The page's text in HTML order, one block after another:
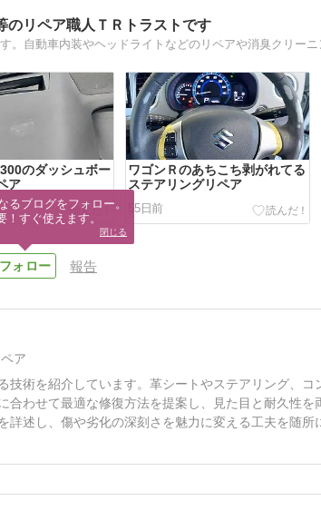
のリペア職人ＴＲトラストです
。自動車内装やヘッドライトなどのリペアや消臭クリーニ
のダッシュボー
ア
ワゴンＲのあちこち剥がれてる
ステアリングリペア
55日前
報告
ア
技術を紹介しています。革シートやステアリング、
合わせて最適な修復方法を提案し、見た目と耐久性
詳述し、傷や劣化の深刻さを魅力に変える工夫を随
るブログをフォロー。
！すぐ使えます。
閉じる